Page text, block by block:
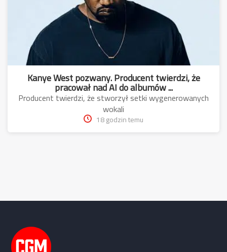
Kanye West pozwany. Producent twierdzi, że
pracował nad AI do albumów ...
Producent twierdzi, że stworzył setki wygenerowanych
wokali
18 godzin temu